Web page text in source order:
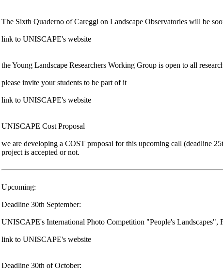
The Sixth Quaderno of Careggi on Landscape Observatories will be
link to UNISCAPE's website
the Young Landscape Researchers Working Group is open to all
please invite your students to be part of it
link to UNISCAPE's website
UNISCAPE Cost Proposal
we are developing a COST proposal for this upcoming call (deadline
project is accepted or not.
Upcoming:
Deadline 30th September:
UNISCAPE's International Photo Competition "People's Landscapes",
link to UNISCAPE's website
Deadline 30th of October: